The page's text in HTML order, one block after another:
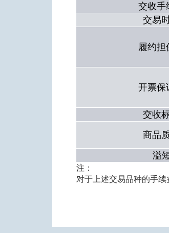
交收手
交易
履约担
开票保
交收
商品
溢
注：
对于上述交易品种的手续